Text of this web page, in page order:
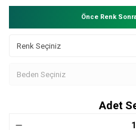
Önce Renk
Adet